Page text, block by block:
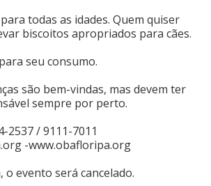
todas as idades. Quem quiser
biscoitos apropriados para cães.
seu consumo.
são bem-vindas, mas devem ter
sempre por perto.
2537 / 9111-7011
-www.obafloripa.org
o evento será cancelado.